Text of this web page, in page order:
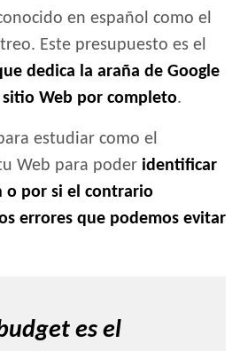
en español como el
Este presupuesto es el
dedica la araña de Google
Web por completo.
estudiar como el
Web para poder identificar
o por si el contrario
errores que podemos evitar
es el